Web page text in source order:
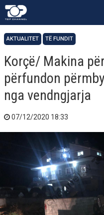
AKTUALITET TË FUNDIT
Korçë/ Makina
përfundon
nga vendngjarja
07/12/2020 18:33